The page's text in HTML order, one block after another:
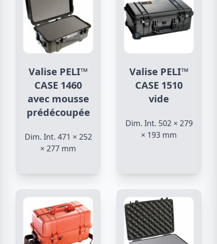
Valise PELI™
CASE 1460
avec mousse
prédécoupée
Dim. Int. 471 × 252
× 277 mm
Valise PELI™
CASE 1510
vide
Dim. Int. 502 × 279
× 193 mm